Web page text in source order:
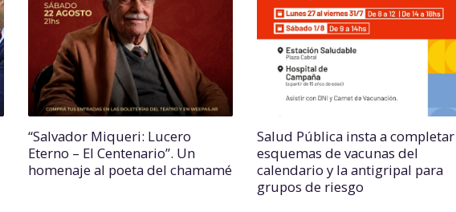
“Salvador Miqueri: Lucero
Eterno – El Centenario”. Un
homenaje al poeta del chamamé
Salud Pública insta a completar
esquemas de vacunas del
calendario y la antigripal para
grupos de riesgo